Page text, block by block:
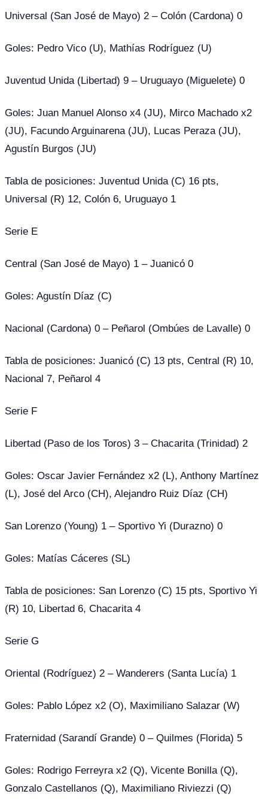
Universal (San José de Mayo) 2 – Colón (Cardona) 0
Goles: Pedro Vico (U), Mathías Rodríguez (U)
Juventud Unida (Libertad) 9 – Uruguayo (Miguelete) 0
Goles: Juan Manuel Alonso x4 (JU), Mirco Machado x2
(JU), Facundo Arguinarena (JU), Lucas Peraza (JU),
Agustín Burgos (JU)
Tabla de posiciones: Juventud Unida (C) 16 pts,
Universal (R) 12, Colón 6, Uruguayo 1
Serie E
Central (San José de Mayo) 1 – Juanicó 0
Goles: Agustín Díaz (C)
Nacional (Cardona) 0 – Peñarol (Ombúes de Lavalle) 0
Tabla de posiciones: Juanicó (C) 13 pts, Central (R) 10,
Nacional 7, Peñarol 4
Serie F
Libertad (Paso de los Toros) 3 – Chacarita (Trinidad) 2
Goles: Oscar Javier Fernández x2 (L), Anthony Martínez
(L), José del Arco (CH), Alejandro Ruiz Díaz (CH)
San Lorenzo (Young) 1 – Sportivo Yi (Durazno) 0
Goles: Matías Cáceres (SL)
Tabla de posiciones: San Lorenzo (C) 15 pts, Sportivo Yi
(R) 10, Libertad 6, Chacarita 4
Serie G
Oriental (Rodríguez) 2 – Wanderers (Santa Lucía) 1
Goles: Pablo López x2 (O), Maximiliano Salazar (W)
Fraternidad (Sarandí Grande) 0 – Quilmes (Florida) 5
Goles: Rodrigo Ferreyra x2 (Q), Vicente Bonilla (Q),
Gonzalo Castellanos (Q), Maximiliano Riviezzi (Q)